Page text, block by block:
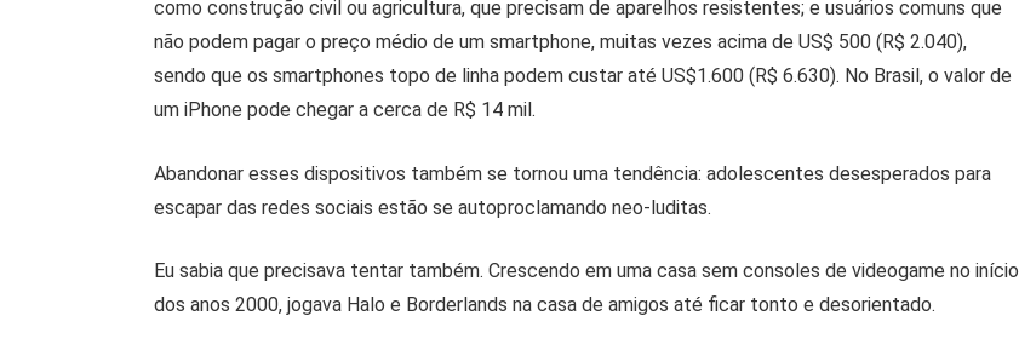
como construção civil ou agricultura, que precisam de aparelhos resistentes; e usuários comuns que
não podem pagar o preço médio de um smartphone, muitas vezes acima de US$ 500 (R$ 2.040),
sendo que os smartphones topo de linha podem custar até US$1.600 (R$ 6.630). No Brasil, o valor de
um iPhone pode chegar a cerca de R$ 14 mil.
Abandonar esses dispositivos também se tornou uma tendência: adolescentes desesperados para
escapar das redes sociais estão se autoproclamando neo-luditas.
Eu sabia que precisava tentar também. Crescendo em uma casa sem consoles de videogame no início
dos anos 2000, jogava Halo e Borderlands na casa de amigos até ficar tonto e desorientado.